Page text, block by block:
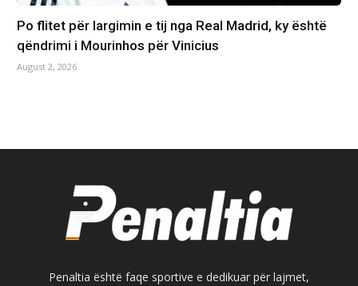
Po flitet për largimin e tij nga Real Madrid, ky është
qëndrimi i Mourinhos për Vinicius
August 2, 2026
Penaltia është faqe sportive e dedikuar për lajmet,